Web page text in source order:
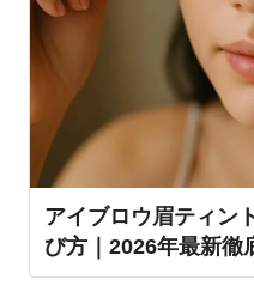
アイブロウ眉ティン
び方｜2026年最新徹